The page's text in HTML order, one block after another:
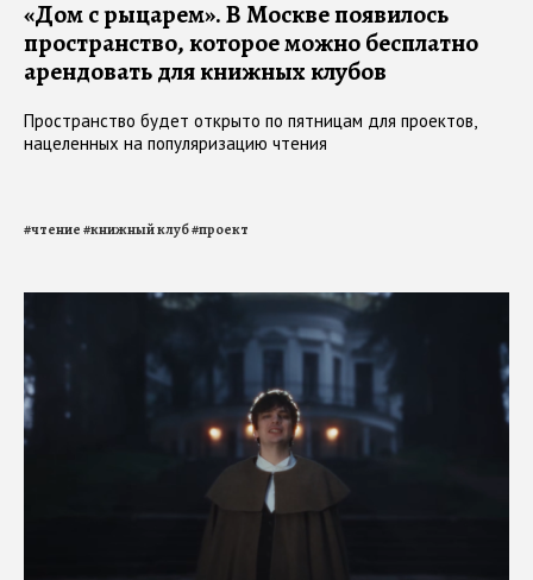
«Дом с рыцарем». В Москве появилось
пространство, которое можно бесплатно
арендовать для книжных клубов
Пространство будет открыто по пятницам для проектов,
нацеленных на популяризацию чтения
#чтение#книжный клуб#проект